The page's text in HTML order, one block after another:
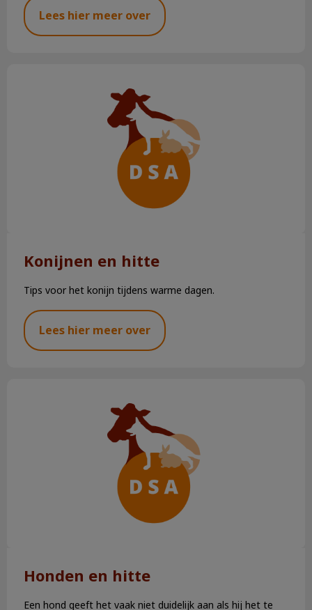
Lees hier meer over
Konijnen en hitte
Tips voor het konijn tijdens warme dagen.
Lees hier meer over
Honden en hitte
Een hond geeft het vaak niet duidelijk aan als hij het te